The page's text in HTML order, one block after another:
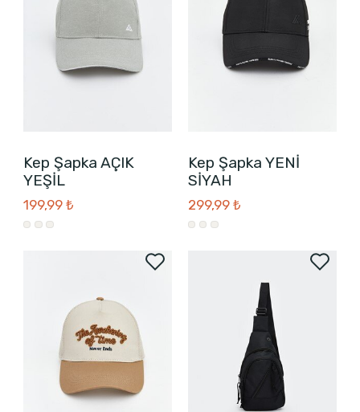
Kep Şapka AÇIK
YEŞİL
199,99 ₺
Kep Şapka YENİ
SİYAH
299,99 ₺